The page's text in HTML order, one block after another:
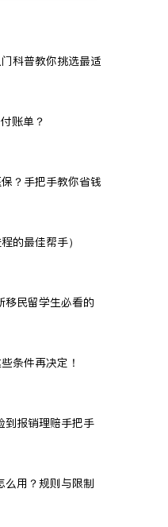
科普教你挑选最适
账单？
？手把手教你省钱
的最佳帮手）
移民留学生必看的
条件再决定！
到报销理赔手把手
么用？规则与限制